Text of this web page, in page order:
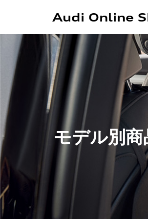
Audi Online
モデル別商